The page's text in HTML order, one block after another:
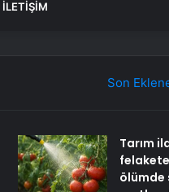
İLETIŞIM
Son
Tarım
felakete
ölümde